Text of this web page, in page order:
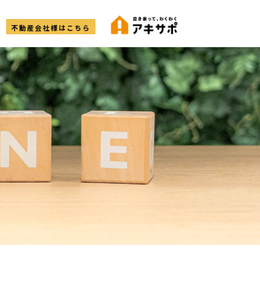
不動産会社様はこちら